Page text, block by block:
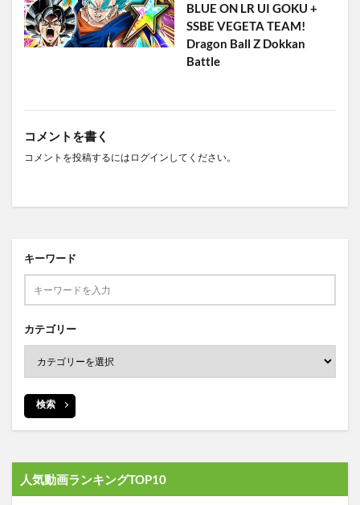
BLUE ON LR UI GOKU +
SSBE VEGETA TEAM!
Dragon Ball Z Dokkan
Battle
コメントを書く
コメントを投稿するには ログイン してください。
キーワード
カテゴリー
検索
人気動画ランキングTOP10